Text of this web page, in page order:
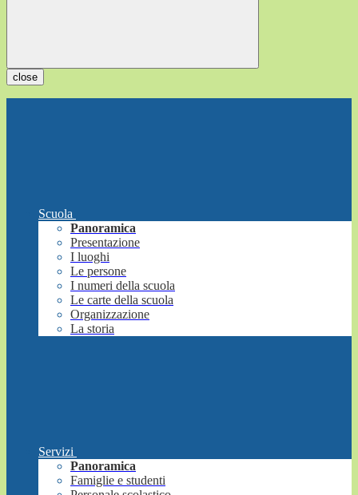
close
Scuola
Panoramica
Presentazione
I luoghi
Le persone
I numeri della scuola
Le carte della scuola
Organizzazione
La storia
Servizi
Panoramica
Famiglie e studenti